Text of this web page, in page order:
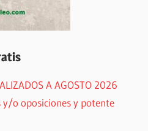
A AGOSTO 2026
o oposiciones y potente